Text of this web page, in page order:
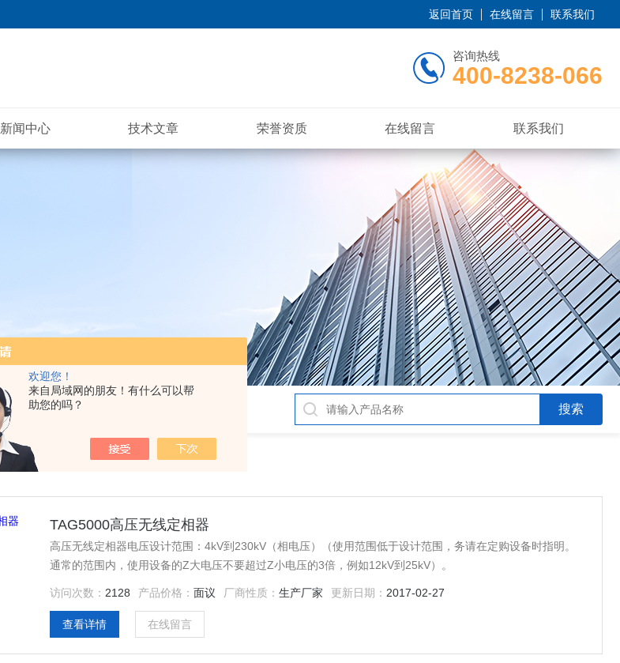
欢迎您！
来自局域网的朋友！有什么可以帮
助您的吗？
返回首页 在线留言 联系我们
咨询热线
400-8238-066
新闻中心 技术文章 荣誉资质 在线留言 联系我们
TAG5000高压无线定相器
高压无线定相器电压设计范围：4kV到230kV（相电压）（使用范围低于设计范围，务请在定购设备时指明。
通常的范围内，使用设备的Z大电压不要超过Z小电压的3倍，例如12kV到25kV）。
访问次数： 2128 产品价格： 面议 厂商性质： 生产厂家 更新日期： 2017-02-27
查看详情 在线留言